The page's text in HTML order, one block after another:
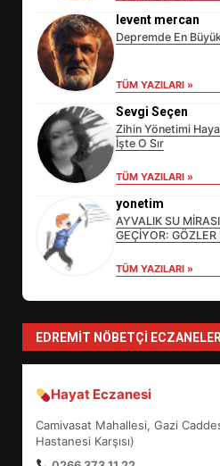
levent mercan
Depremde En
TÜM YAZILARI »
Sevgi Seçen
Zihin Yönetimi
İşte O Sır
TÜM YAZILARI »
yonetim
AYVALIK SU
GEÇİYOR:
TÜM YAZILARI »
EDREMIT NÖBETÇI ECZANELER
Hayat Eczanesi
Camivasat Mahallesi, Gazi
Hastanesi Karşısı)
DEĞİŞECEK?
4
5
BALIKESİR
UZATILDI: